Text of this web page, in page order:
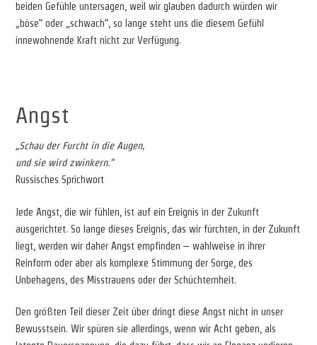
beiden Gefühle untersagen, weil wir glauben dadurch würden wir
„böse“ oder „schwach“, so lange steht uns die diesem Gefühl
innewohnende Kraft nicht zur Verfügung.
Angst
„Schau der Furcht in die Augen,
und sie wird zwinkern.“
Russisches Sprichwort
Jede Angst, die wir fühlen, ist auf ein Ereignis in der Zukunft
ausgerichtet. So lange dieses Ereignis, das wir fürchten, in der Zukunft
liegt, werden wir daher Angst empfinden – wahlweise in ihrer
Reinform oder aber als komplexe Stimmung der Sorge, des
Unbehagens, des Misstrauens oder der Schüchternheit.
Den größten Teil dieser Zeit über dringt diese Angst nicht in unser
Bewusstsein. Wir spüren sie allerdings, wenn wir Acht geben, als